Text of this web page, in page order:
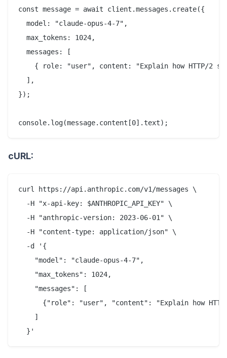
const message = await client.messages.create({
  model: "claude-opus-4-7",
  max_tokens: 1024,
  messages: [
{ role: "user", content: "Explain how HTTP/2
  ],
});
cURL:
curl https://api.anthropic.com/v1/messages \
  -H "x-api-key: $ANTHROPIC_API_KEY" \
  -H "anthropic-version: 2023-06-01" \
  -H "content-type: application/json" \
  -d '{
    "model": "claude-opus-4-7",
    "max_tokens": 1024,
    "messages": [
{"role": "user", "content": "Explain how
    ]